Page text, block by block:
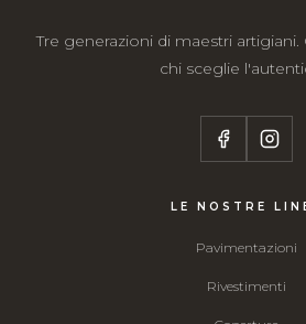
Tre generazioni di maestri
chi sceglie
LE NOSTRE
Pavimentazioni
Rivestimenti